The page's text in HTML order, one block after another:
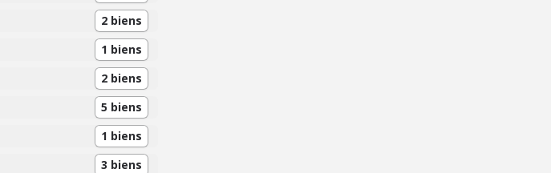
2 biens
1 biens
2 biens
5 biens
1 biens
3 biens